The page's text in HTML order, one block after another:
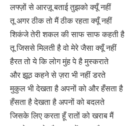
लफ्ज़ों से आरज़ू बताई तुझको क्यूँ नहीं
तू अगर ठीक तो मैं ठीक रहता क्यूँ नहीं
शिकंजे तेरी शकल की साफ साफ कहती है
तू जिससे मिलती है वो मेरे जैसा क्यूँ नहीं
हैरत तो ये कि लोग मुंह पे है मुस्कराते
और झूठ कहने से ज़रा भी नहीं डरते
मुकुल भी देखता है अपनों को और हँसता है
हँसता है देखता है अपनों को बदलते
जिसके लिए करता हूँ रातों को खराब मैं